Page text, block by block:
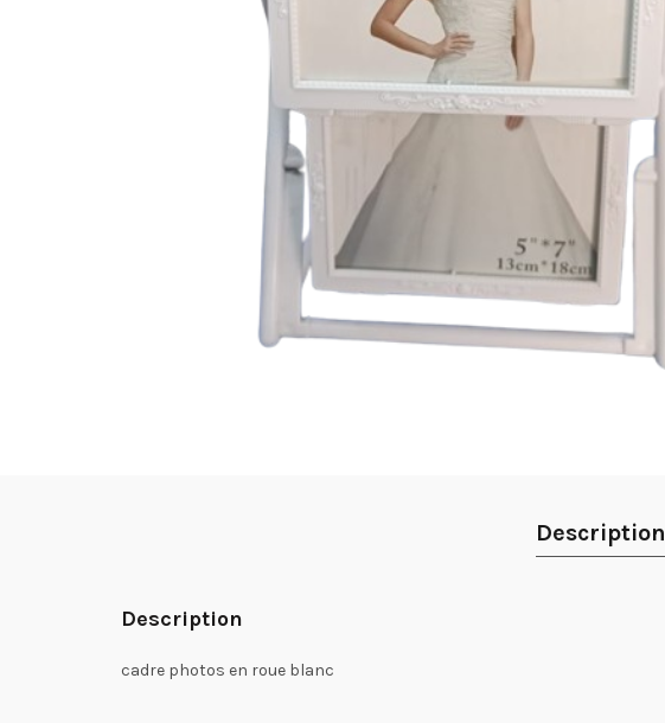
Description
Description
cadre photos en roue blanc